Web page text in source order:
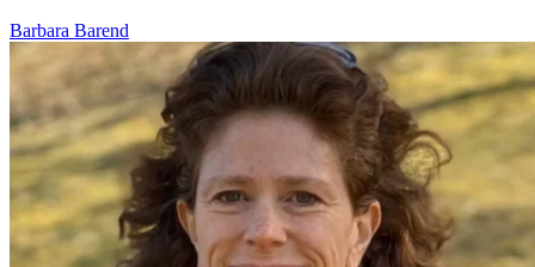
Barbara Barend